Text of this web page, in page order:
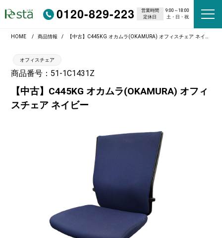
0120-829-223 営業時間
9:00～18:00
定休日
土・日・祝
HOME 商品情報 【中古】C445KG オカムラ(OKAMURA) オフィスチェア ネイビー
オフィスチェア
商品番号：51-1C1431Z
【中古】C445KG オカムラ(OKAMURA) オフィ
スチェア ネイビー